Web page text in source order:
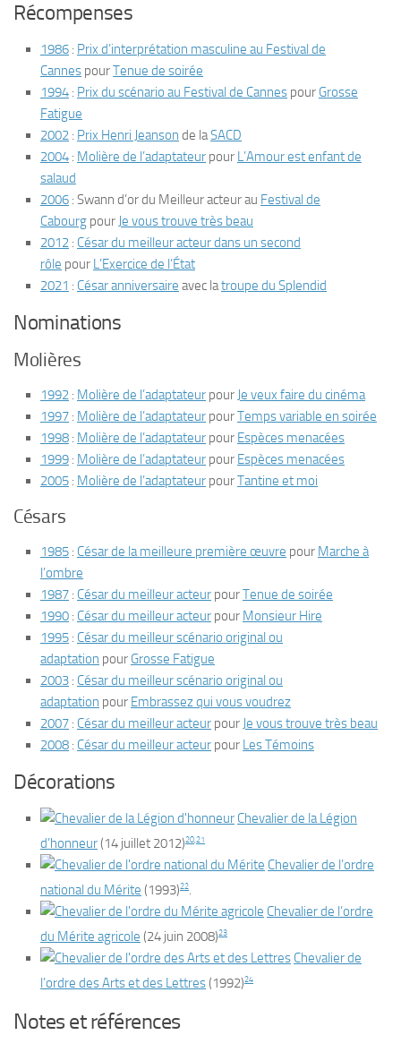
Récompenses
1986 : Prix d’interprétation masculine au Festival de
Cannes pourTenue de soirée
1994 : Prix du scénario au Festival de Cannes pour Grosse
Fatigue
2002 : Prix Henri Jeanson de laSACD
2004 : Molière de l’adaptateur pour L’Amour est enfant de
salaud
2006 : Swann d’or du Meilleur acteur au Festival de
Cabourg pour Je vous trouve très beau
2012 : César du meilleur acteur dans un second
rôle pour L’Exercice de l’État
2021 : César anniversaire avec latroupe du Splendid
Nominations
Molières
1992 : Molière de l’adaptateur pour Je veux faire du cinéma
1997 : Molière de l’adaptateur pourTemps variable en soirée
1998 : Molière de l’adaptateur pour Espèces menacées
1999 : Molière de l’adaptateur pour Espèces menacées
2005 : Molière de l’adaptateur pourTantine et moi
Césars
1985 : César de la meilleure première œuvre pour Marche à
l’ombre
1987 : César du meilleur acteur pourTenue de soirée
1990 : César du meilleur acteur pour Monsieur Hire
1995 : César du meilleur scénario original ou
adaptation pour Grosse Fatigue
2003 : César du meilleur scénario original ou
adaptation pour Embrassez qui vous voudrez
2007 : César du meilleur acteur pour Je vous trouve très beau
2008 : César du meilleur acteur pour Les Témoins
Décorations
Chevalier de la Légion
d’honneur(14 juillet 2012)2021
Chevalier de l’ordre
national du Mérite (1993)22.
Chevalier de l’ordre
du Mérite agricole (24 juin 2008)23
Chevalier de
l’ordre des Arts et des Lettres(1992)24
Notes et références